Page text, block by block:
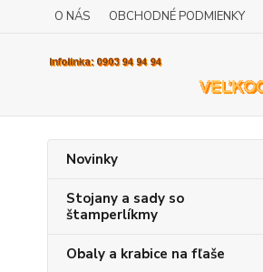
O NÁS OBCHODNÉ PODMIENKY
Novinky
Stojany a sady so
štamperlíkmy
Obaly a krabice na fľaše